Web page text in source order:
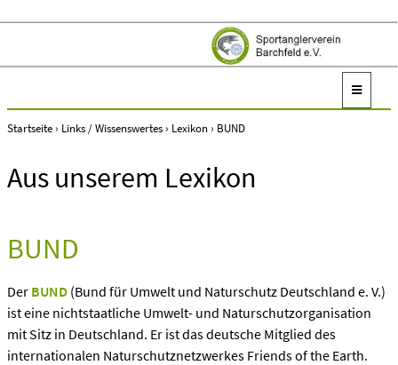
Startseite› Links / Wissenswertes› Lexikon› BUND
Aus unserem Lexikon
BUND
Der BUND (Bund für Umwelt und Naturschutz Deutschland e. V.)
ist eine nichtstaatliche Umwelt- und Naturschutzorganisation
mit Sitz in Deutschland. Er ist das deutsche Mitglied des
internationalen Naturschutznetzwerkes Friends of the Earth.